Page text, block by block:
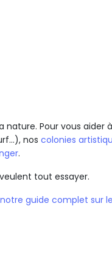
Pour vous aider
nos colonies
.
tout essayer.
notre guide complet sur